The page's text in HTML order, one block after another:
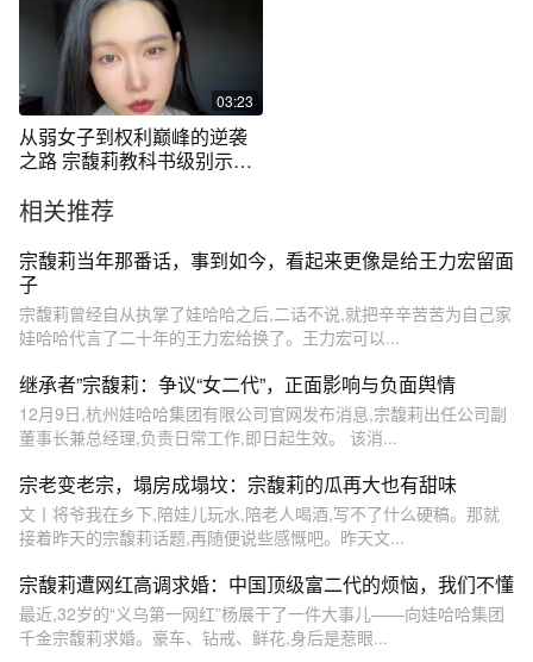
03:23
从弱女子到权利巅峰的逆袭
之路 宗馥莉教科书级别示范#
相关推荐
宗馥莉当年那番话，事到如今，看起来更像是给王力宏留面
子
宗馥莉曾经自从执掌了娃哈哈之后,二话不说,就把辛辛苦苦为自己家
娃哈哈代言了二十年的王力宏给换了。王力宏可以...
继承者”宗馥莉：争议“女二代”，正面影响与负面舆情
12月9日,杭州娃哈哈集团有限公司官网发布消息,宗馥莉出任公司副
董事长兼总经理,负责日常工作,即日起生效。 该消...
宗老变老宗，塌房成塌坟：宗馥莉的瓜再大也有甜味
文丨将爷我在乡下,陪娃儿玩水,陪老人喝酒,写不了什么硬稿。那就
接着昨天的宗馥莉话题,再随便说些感慨吧。昨天文...
宗馥莉遭网红高调求婚：中国顶级富二代的烦恼，我们不懂
最近,32岁的“义乌第一网红”杨展干了一件大事儿——向娃哈哈集团
千金宗馥莉求婚。豪车、钻戒、鲜花,身后是惹眼...